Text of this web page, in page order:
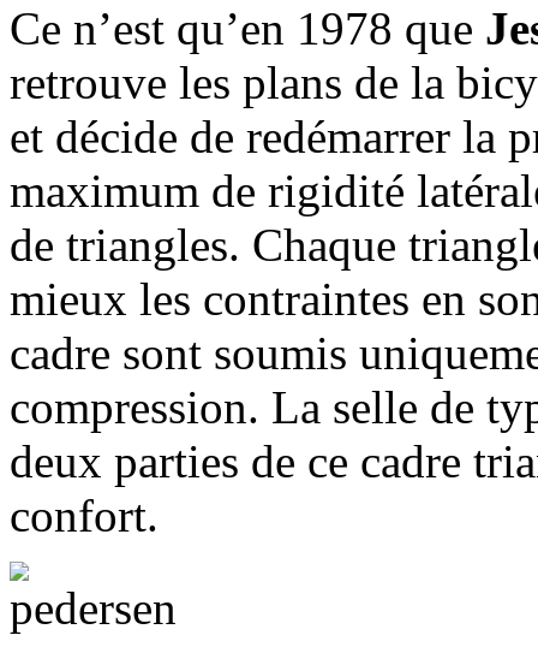
Ce n’est qu’en 1978 que
retrouve les plans de la
et décide de redémarrer la
maximum de rigidité
de triangles. Chaque
mieux les contraintes en
cadre sont soumis
compression. La selle de
deux parties de ce cadre
confort.